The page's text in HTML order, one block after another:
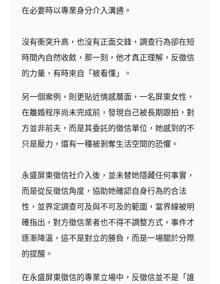
在必要時以專業身分介入溝通。
沒有衝突升高，也沒有正面交鋒，調查行為卻在短
時間內自然收斂，那一刻，他才真正理解，反徵信
的力量，有時來自「被看懂」。
另一個案例，則更貼近情感層面，一名屏東女性，
在離婚程序尚未完成前，發現自己被長期跟拍，對
方並非前夫，而是其委託的徵信單位，她感到的不
只是壓力，還有一種被剝奪生活空間的恐懼。
永盛屏東徵信社介入後，並未替她隱藏任何事實，
而是從反徵信角度，協助她確認自身行為的合法
性，並界定調查可及與不可及的範圍，當界線被明
確指出，對方徵信業者也不得不調整方式，事件才
逐漸降溫，這不是對立的勝負，而是一場關於分際
的提醒。
在永盛屏東徵信的專業立場中，反徵信並不是「誰